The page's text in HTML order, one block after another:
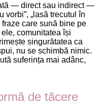
— direct sau indirect —
vorbi”, „lasă trecutul în
care sună bine pe
comunitatea își
singurătatea ca
nu se schimbă nimic.
suferința mai adânc,
de tăcere